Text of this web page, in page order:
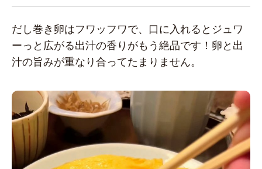
だし巻き卵はフワッフワで、口に入れるとジュワ
ーっと広がる出汁の香りがもう絶品です！卵と出
汁の旨みが重なり合ってたまりません。